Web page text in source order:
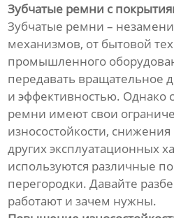
Зубчатые ремни с
Зубчатые ремни –
механизмов, от бытовой
промышленного
передавать вращательное
и эффективностью. Однако
ремни имеют свои
износостойкости,
других эксплуатационных
используются различные
перегородки. Давайте
работают и зачем нужны.